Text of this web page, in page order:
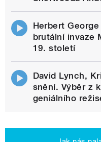
Herbert
brutální invaze
19. století
David Lynch,
snění. Výběr z
geniálního